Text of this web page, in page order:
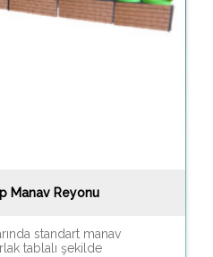
Manav Reyonu
standart manav
tablalı şekilde